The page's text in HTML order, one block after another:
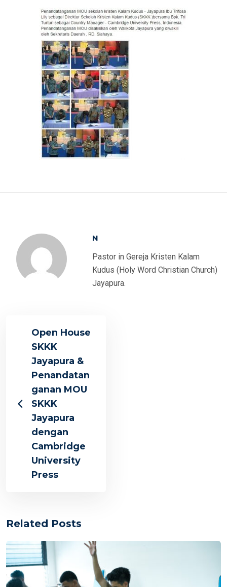
N
Pastor in Gereja Kristen Kalam
Kudus (Holy Word Christian Church)
Jayapura.
Open House
SKKK
Jayapura &
Penandatan
ganan MOU
SKKK
Jayapura
dengan
Cambridge
University
Press
Related Posts